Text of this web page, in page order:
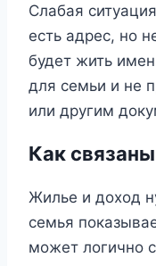
Слабая
есть адрес, но
будет жить
для семьи и не
или другим
Как
Жилье и доход
семья
может логично